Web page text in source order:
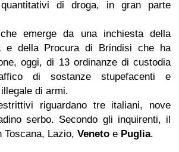
di droga, in gran parte
emerge da una inchiesta della
e della Procura di Brindisi che ha
oggi, di 13 ordinanze di custodia
di sostanze stupefacenti e
di armi.
riguardano tre italiani, nove
serbo. Secondo gli inquirenti, il
Toscana, Lazio, Veneto e Puglia.